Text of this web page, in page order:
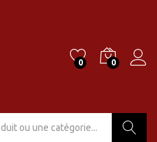
0 0